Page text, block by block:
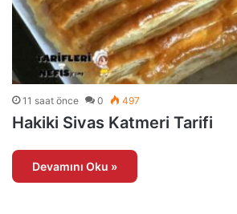
11 saat önce 0 497
Hakiki Sivas Katmeri Tarifi
Devamını Oku »